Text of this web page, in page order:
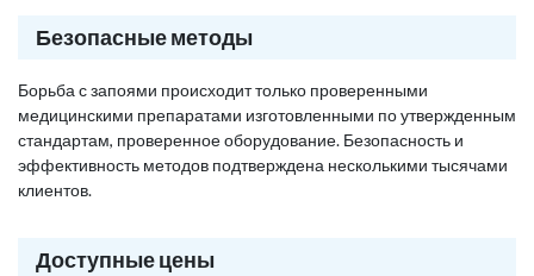
Безопасные методы
Борьба с запоями происходит только проверенными
медицинскими препаратами изготовленными по утвержденным
стандартам, проверенное оборудование. Безопасность и
эффективность методов подтверждена несколькими тысячами
клиентов.
Доступные цены